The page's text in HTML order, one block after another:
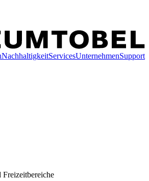
NachhaltigkeitServicesUnternehmenSupport